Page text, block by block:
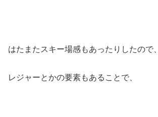
はたまたスキー場感もあったりしたので、
レジャーとかの要素もあることで、